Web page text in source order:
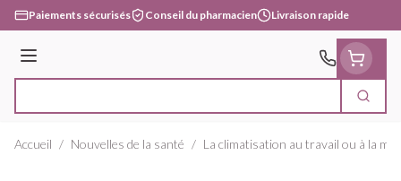
Aller au contenu
Paiements sécurisés Conseil du pharmacien Livraison rapide
Menu
Accueil / Nouvelles de la santé / La climatisation au travail ou à la